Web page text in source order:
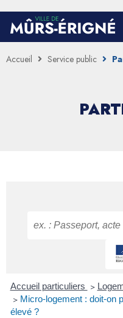
Accueil Service public
Accueil particuliers >
> Micro-logement : doit-on
élevé ?